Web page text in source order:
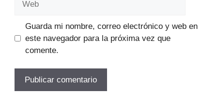
Guarda mi nombre, correo electrónico y web en
este navegador para la próxima vez que
comente.